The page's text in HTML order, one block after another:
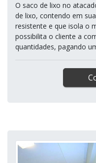
O saco de lixo no
de lixo, contendo em
resistente e que isola o
possibilita o cliente a
quantidades, pagando